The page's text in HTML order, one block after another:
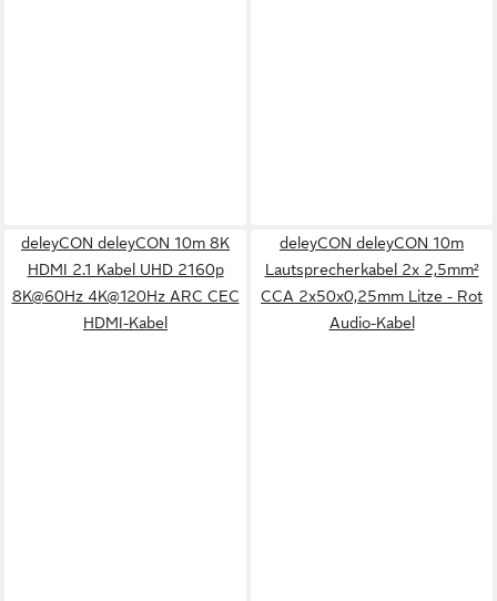
deleyCON deleyCON 10m 8K
HDMI 2.1 Kabel UHD 2160p
8K@60Hz 4K@120Hz ARC CEC
HDMI-Kabel
deleyCON deleyCON 10m
Lautsprecherkabel 2x 2,5mm²
CCA 2x50x0,25mm Litze - Rot
Audio-Kabel